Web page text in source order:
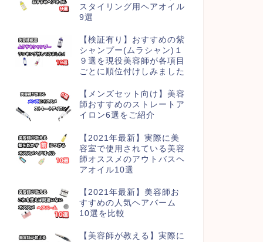
スタイリング用ヘアオイル
9選
【検証有り】おすすめの紫
シャンプー(ムラシャン)１
９選を現役美容師が各項目
ごとに順位付けしみました
【メンズセット向け】美容
師おすすめのストレートア
イロン6選をご紹介
【2021年最新】実際に美
容室で使用されている美容
師オススメのアウトバスヘ
アオイル10選
【2021年最新】美容師お
すすめの人気ヘアバーム
10選を比較
【美容師が教える】実際に